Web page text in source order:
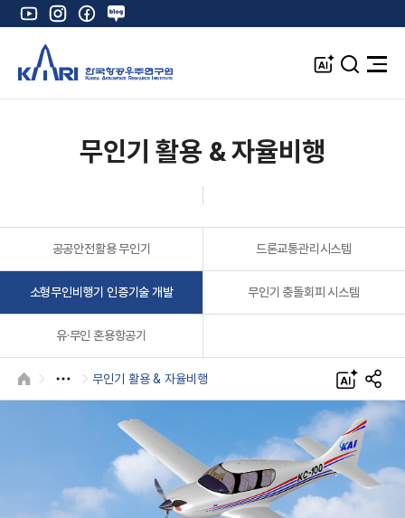
유
튜
인
스
타
그
램
페
이
북
네
이
블
로
K
A
A
검
전
무인기 활용 & 자율비행
공공안전활용 무인기 드론교통관리시스템
소형무인비행기 인증기술 개발 무인기 충돌회피 시스템
유·무인 혼용항공기
HOME 무인기 활용 & 자율비행
A
I
S
N